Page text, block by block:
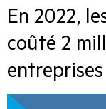
En 2022,
coûté 2